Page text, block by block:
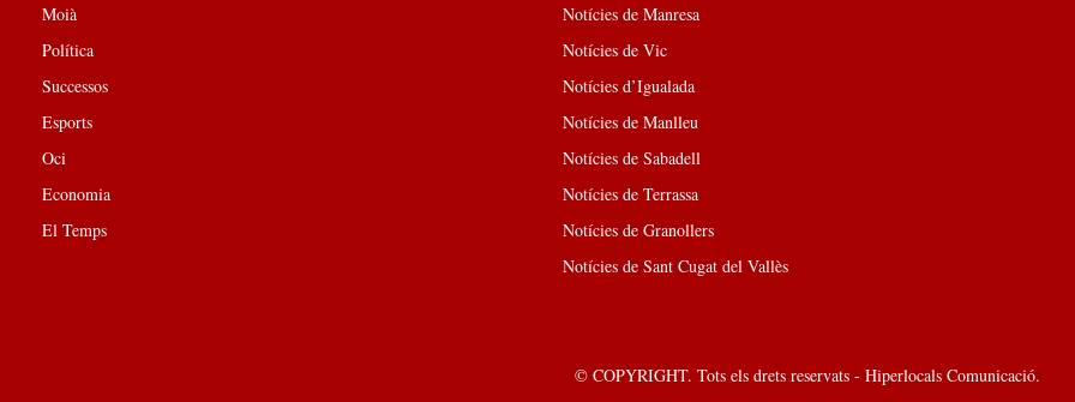
Moià
Política
Successos
Esports
Oci
Economia
El Temps
Notícies de Manresa
Notícies de Vic
Notícies d’Igualada
Notícies de Manlleu
Notícies de Sabadell
Notícies de Terrassa
Notícies de Granollers
Notícies de Sant Cugat del Vallès
© COPYRIGHT. Tots els drets reservats - Hiperlocals Comunicació.